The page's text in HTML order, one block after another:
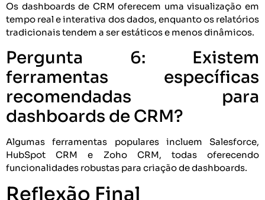
Os dashboards de CRM oferecem uma visualização em
tempo real e interativa dos dados, enquanto os relatórios
tradicionais tendem a ser estáticos e menos dinâmicos.
Pergunta 6: Existem
ferramentas específicas
recomendadas para
dashboards de CRM?
Algumas ferramentas populares incluem Salesforce,
HubSpot CRM e Zoho CRM, todas oferecendo
funcionalidades robustas para criação de dashboards.
Reflexão Final